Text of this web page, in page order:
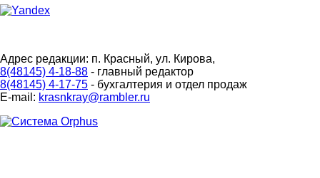
Адрес редакции: п. Красный, ул. Кирова,
8(48145) 4-18-88 - главный редактор
8(48145) 4-17-75 - бухгалтерия и отдел продаж
E-mail: krasnkray@rambler.ru